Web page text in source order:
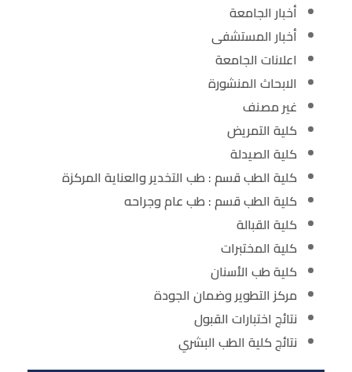
أخبار الجامعة
أخبار المستشفى
اعلانات الجامعة
الابحاث المنشورة
غير مصنف
كلية التمريض
كلية الصيدلة
كلية الطب قسم : طب التخدير والعناية المركزة
كلية الطب قسم : طب عام وجراحه
كلية القبالة
كلية المختبرات
كلية طب الأسنان
مركز التطوير وضمان الجودة
نتائج اختبارات القبول
نتائج كلية الطب البشري